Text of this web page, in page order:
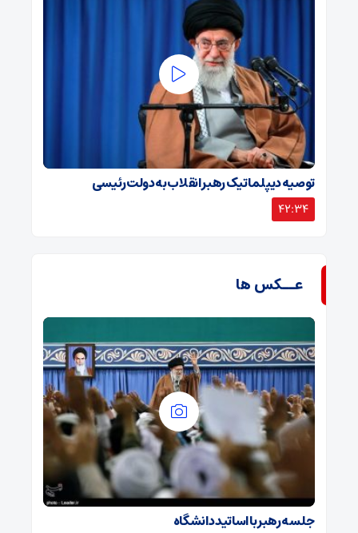
توصیه دیپلماتیک رهبر انقلاب به دولت رئیسی
42:34
عــکس ها
جلسه رهبر با اساتید دانشگاه